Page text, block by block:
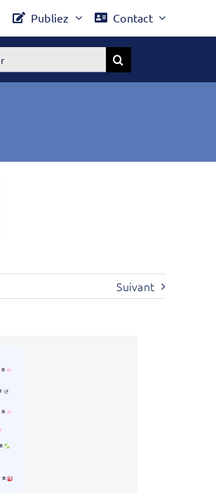
Publiez Contact
Suivant